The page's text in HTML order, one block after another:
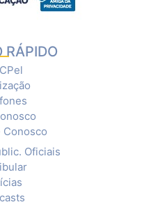
RÁPIDO
Conosco
Oficiais